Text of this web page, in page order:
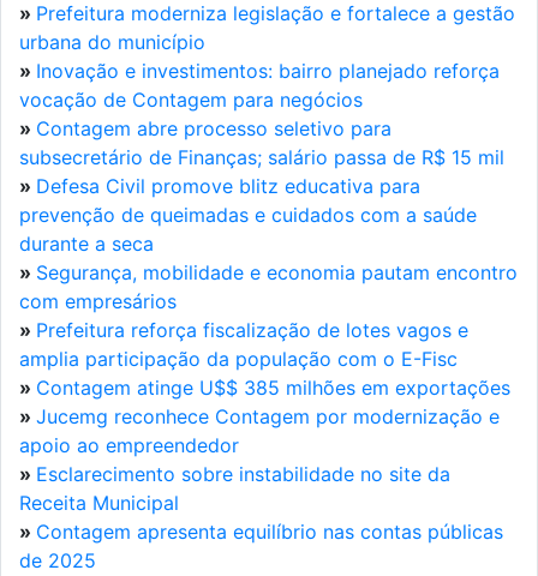
» Prefeitura moderniza legislação e fortalece a gestão
urbana do município
» Inovação e investimentos: bairro planejado reforça
vocação de Contagem para negócios
» Contagem abre processo seletivo para
subsecretário de Finanças; salário passa de R$ 15 mil
» Defesa Civil promove blitz educativa para
prevenção de queimadas e cuidados com a saúde
durante a seca
» Segurança, mobilidade e economia pautam encontro
com empresários
» Prefeitura reforça fiscalização de lotes vagos e
amplia participação da população com o E-Fisc
» Contagem atinge U$$ 385 milhões em exportações
» Jucemg reconhece Contagem por modernização e
apoio ao empreendedor
» Esclarecimento sobre instabilidade no site da
Receita Municipal
» Contagem apresenta equilíbrio nas contas públicas
de 2025